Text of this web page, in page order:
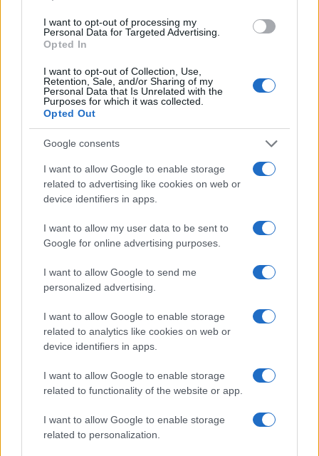
I want to opt-out of processing my
Personal Data for Targeted Advertising.
Opted In
I want to opt-out of Collection, Use,
Retention, Sale, and/or Sharing of my
Personal Data that Is Unrelated with the
Purposes for which it was collected.
Opted Out
Google consents
I want to allow Google to enable storage
related to advertising like cookies on web or
device identifiers in apps.
I want to allow my user data to be sent to
Google for online advertising purposes.
I want to allow Google to send me
personalized advertising.
I want to allow Google to enable storage
related to analytics like cookies on web or
device identifiers in apps.
I want to allow Google to enable storage
related to functionality of the website or app.
I want to allow Google to enable storage
related to personalization.
rasističnimi, diskriminatornimi ali nezakonitimi vsebinami bodo
odstranjeni. Pravila komentiranja →
Failed to fetch
Kategorije: Slovenija in svet
Ključne besede: Baby center otrok trgovina
Več iz kategorije Slovenija in svet
prometni nesreči že doma,
njena sopotnica ostaja v
poškodovana v prometni
nesreči v predoru Kastelec
Obvestila